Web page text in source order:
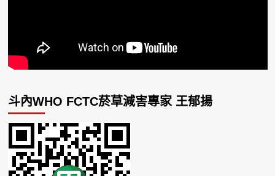
斗內WHO FCTC菸草減害專家 王郁揚